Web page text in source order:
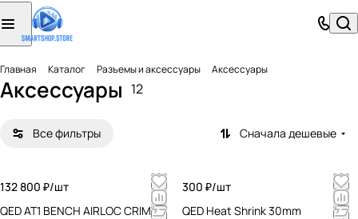
Главная Каталог Разъемы и аксессуары Аксессуары
Аксессуары 12
Все фильтры Сначала дешевые
132 800 ₽/шт
QED AT1 BENCH AIRLOC CRIMP
300 ₽/шт
QED Heat Shrink 30mm